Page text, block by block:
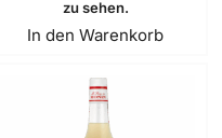
zu sehen.
In den Warenkorb